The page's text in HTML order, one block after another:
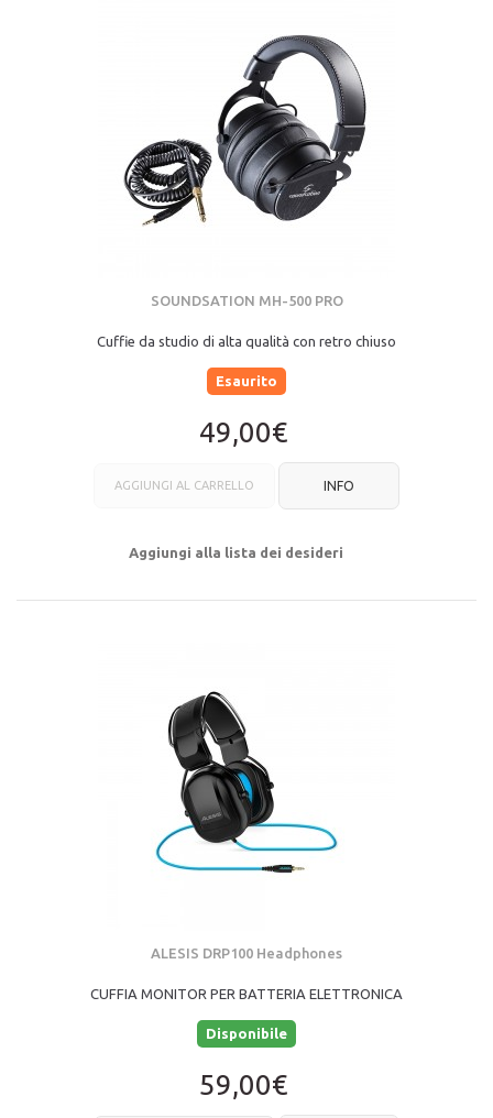
SOUNDSATION MH-500 PRO
Cuffie da studio di alta qualità con retro chiuso
Esaurito
49,00€
AGGIUNGI AL CARRELLO INFO
Aggiungi alla lista dei desideri
ALESIS DRP100 Headphones
CUFFIA MONITOR PER BATTERIA ELETTRONICA
Disponibile
59,00€